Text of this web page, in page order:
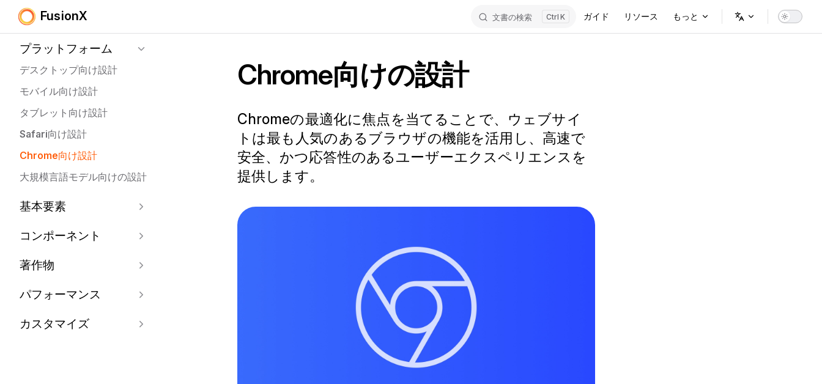
Skip to content
FusionX 文書の検索 K ガイド リソース もっと
Sidebar Navigation
プラットフォーム
デスクトップ向け設計
モバイル向け設計
タブレット向け設計
Safari向け設計
Chrome向け設計
大規模言語モデル向けの設計
基本要素
コンポーネント
著作物
パフォーマンス
カスタマイズ
Chrome向けの設計
Chromeの最適化に焦点を当てることで、ウェブサイ
トは最も人気のあるブラウザの機能を活用し、高速で
安全、かつ応答性のあるユーザーエクスペリエンスを
提供します。